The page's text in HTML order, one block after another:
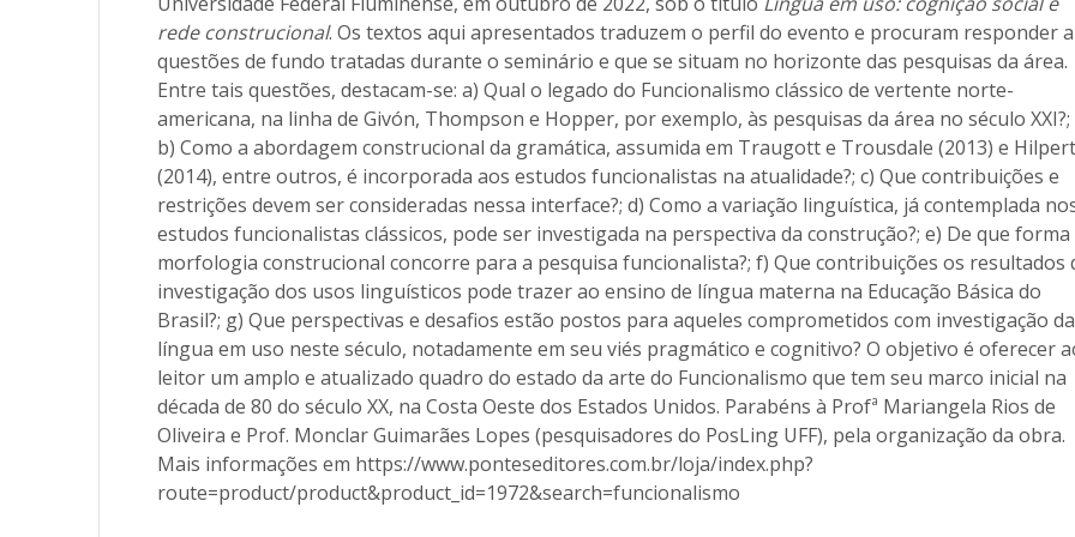
rede construcional. Os textos aqui apresentados traduzem o perfil do evento e procuram responder a
questões de fundo tratadas durante o seminário e que se situam no horizonte das pesquisas da área.
Entre tais questões, destacam-se: a) Qual o legado do Funcionalismo clássico de vertente norte-
americana, na linha de Givón, Thompson e Hopper, por exemplo, às pesquisas da área no século XXI?;
b) Como a abordagem construcional da gramática, assumida em Traugott e Trousdale (2013) e Hilpert
(2014), entre outros, é incorporada aos estudos funcionalistas na atualidade?; c) Que contribuições e
restrições devem ser consideradas nessa interface?; d) Como a variação linguística, já contemplada
estudos funcionalistas clássicos, pode ser investigada na perspectiva da construção?; e) De que forma
morfologia construcional concorre para a pesquisa funcionalista?; f) Que contribuições os resultados
investigação dos usos linguísticos pode trazer ao ensino de língua materna na Educação Básica do
Brasil?; g) Que perspectivas e desafios estão postos para aqueles comprometidos com investigação da
língua em uso neste século, notadamente em seu viés pragmático e cognitivo? O objetivo é oferecer
leitor um amplo e atualizado quadro do estado da arte do Funcionalismo que tem seu marco inicial na
década de 80 do século XX, na Costa Oeste dos Estados Unidos. Parabéns à Profª Mariangela Rios de
Oliveira e Prof. Monclar Guimarães Lopes (pesquisadores do PosLing UFF), pela organização da obra.
Mais informações em https://www.ponteseditores.com.br/loja/index.php?
route=product/product&product_id=1972&search=funcionalismo